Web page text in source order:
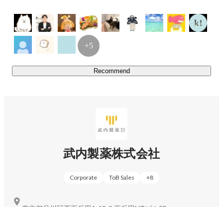
Recommend
+5
武内製薬株式会社
Corporate ToB Sales +8